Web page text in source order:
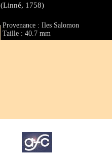
(Linné, 1758)
Provenance : Iles Salomon
Taille : 40.7 mm